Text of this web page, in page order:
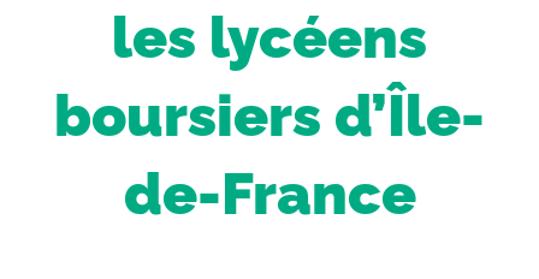
les lycéens
boursiers d’Île-
de-France